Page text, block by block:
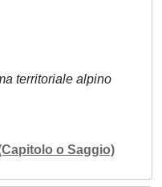
territoriale alpino
o Saggio)